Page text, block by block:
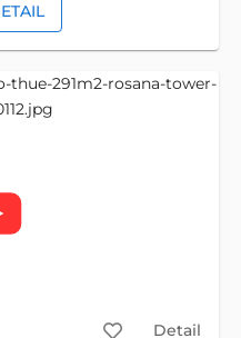
Detail